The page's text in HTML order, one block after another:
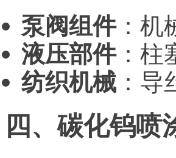
泵阀组件：机
液压部件：柱
纺织机械 ：
四、碳化钨喷